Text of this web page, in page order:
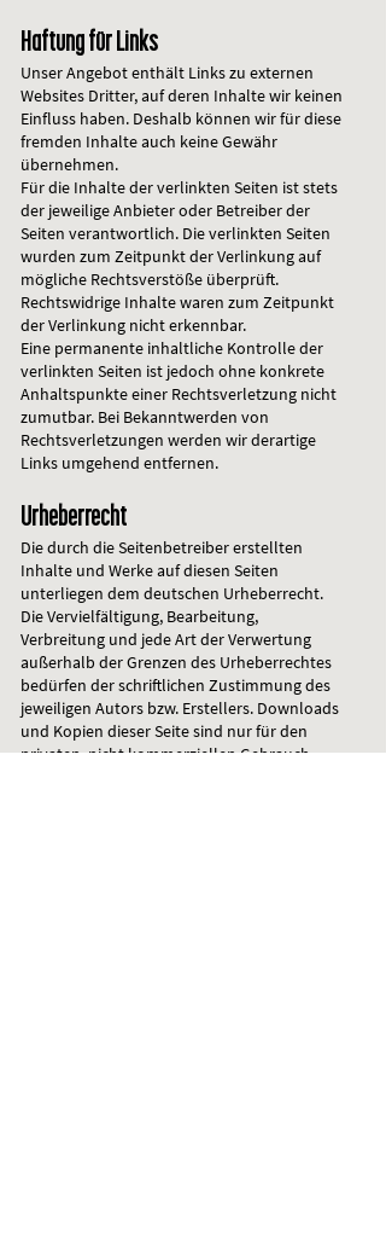
Haftung für Links
Unser Angebot enthält Links zu externen
Websites Dritter, auf deren Inhalte wir keinen
Einfluss haben. Deshalb können wir für diese
fremden Inhalte auch keine Gewähr
übernehmen.
Für die Inhalte der verlinkten Seiten ist stets
der jeweilige Anbieter oder Betreiber der
Seiten verantwortlich. Die verlinkten Seiten
wurden zum Zeitpunkt der Verlinkung auf
mögliche Rechtsverstöße überprüft.
Rechtswidrige Inhalte waren zum Zeitpunkt
der Verlinkung nicht erkennbar.
Eine permanente inhaltliche Kontrolle der
verlinkten Seiten ist jedoch ohne konkrete
Anhaltspunkte einer Rechtsverletzung nicht
zumutbar. Bei Bekanntwerden von
Rechtsverletzungen werden wir derartige
Links umgehend entfernen.
Urheberrecht
Die durch die Seitenbetreiber erstellten
Inhalte und Werke auf diesen Seiten
unterliegen dem deutschen Urheberrecht.
Die Vervielfältigung, Bearbeitung,
Verbreitung und jede Art der Verwertung
außerhalb der Grenzen des Urheberrechtes
bedürfen der schriftlichen Zustimmung des
jeweiligen Autors bzw. Erstellers. Downloads
und Kopien dieser Seite sind nur für den
privaten, nicht kommerziellen Gebrauch